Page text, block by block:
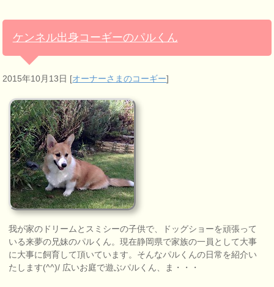
ケンネル出身コーギーのパルくん
2015年10月13日 [オーナーさまのコーギー]
我が家のドリームとスミシーの子供で、ドッグショーを頑張って
いる来夢の兄妹のパルくん。現在静岡県で家族の一員として大事
に大事に飼育して頂いています。そんなパルくんの日常を紹介い
たします(^^)/ 広いお庭で遊ぶパルくん、ま・・・